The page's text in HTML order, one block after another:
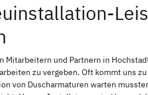
Mitarbeitern und Partnern in
zu vergeben. Oft kommt uns
von Duscharmaturen warten